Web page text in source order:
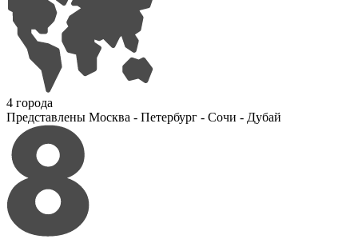
4 города
Представлены Москва - Петербург - Сочи - Дубай